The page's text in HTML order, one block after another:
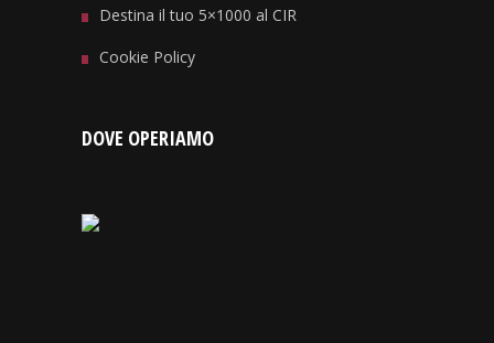
Destina il tuo 5×1000 al CIR
Cookie Policy
DOVE OPERIAMO